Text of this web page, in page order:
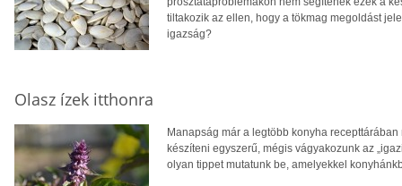
tiltakozik az ellen, hogy a tökmag megoldást
igazság?
Olasz ízek itthonra
Manapság már a legtöbb konyha
készíteni egyszerű, mégis vágyakozunk az
olyan tippet mutatunk be, amelyekkel